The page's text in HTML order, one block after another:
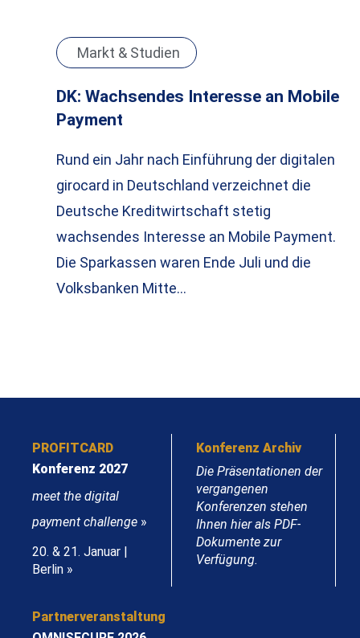
Markt & Studien
DK: Wachsendes Interesse an Mobile
Payment
Rund ein Jahr nach Einführung der digitalen
girocard in Deutschland verzeichnet die
Deutsche Kreditwirtschaft stetig
wachsendes Interesse an Mobile Payment.
Die Sparkassen waren Ende Juli und die
Volksbanken Mitte…
PROFITCARD
Konferenz 2027
meet the digital
payment challenge »
20. & 21. Januar |
Berlin »
Konferenz Archiv
Die Präsentationen der
vergangenen
Konferenzen stehen
Ihnen hier als PDF-
Dokumente zur
Verfügung.
Partnerveranstaltung